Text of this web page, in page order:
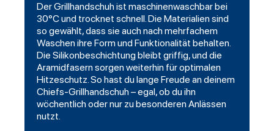
Der Grillhandschuh ist maschinenwaschbar bei
30°C und trocknet schnell. Die Materialien sind
so gewählt, dass sie auch nach mehrfachem
Waschen ihre Form und Funktionalität behalten.
Die Silikonbeschichtung bleibt griffig, und die
Aramidfasern sorgen weiterhin für optimalen
Hitzeschutz. So hast du lange Freude an deinem
Chiefs-Grillhandschuh – egal, ob du ihn
wöchentlich oder nur zu besonderen Anlässen
nutzt.